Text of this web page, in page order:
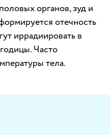
органов, зуд и
отечность
иррадиировать в
Часто
тела.